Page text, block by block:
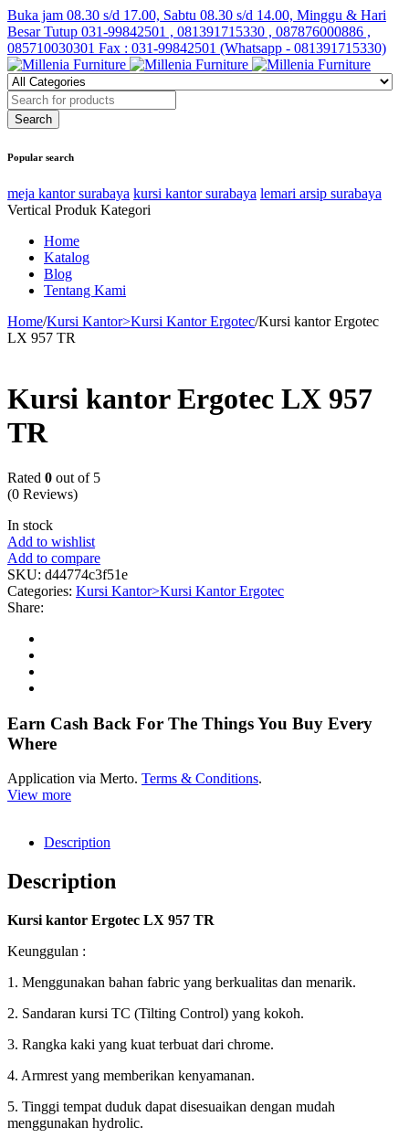
Buka jam 08.30 s/d 17.00, Sabtu 08.30 s/d 14.00, Minggu & Hari
Besar Tutup 031-99842501 , 081391715330 , 087876000886 ,
085710030301 Fax : 031-99842501 (Whatsapp - 081391715330)
Popular search
meja kantor surabaya kursi kantor surabaya lemari arsip surabaya
Vertical Produk Kategori
Home
Katalog
Blog
Tentang Kami
Home/Kursi Kantor>Kursi Kantor Ergotec/Kursi kantor Ergotec
LX 957 TR
Kursi kantor Ergotec LX 957
TR
Rated 0 out of 5
(0 Reviews)
In stock
Add to wishlist
Add to compare
SKU: d44774c3f51e
Categories: Kursi Kantor>Kursi Kantor Ergotec
Share:
Earn Cash Back For The Things You Buy Every
Where
Application via Merto. Terms & Conditions.
View more
Description
Description
Kursi kantor Ergotec LX 957 TR
Keunggulan :
1. Menggunakan bahan fabric yang berkualitas dan menarik.
2. Sandaran kursi TC (Tilting Control) yang kokoh.
3. Rangka kaki yang kuat terbuat dari chrome.
4. Armrest yang memberikan kenyamanan.
5. Tinggi tempat duduk dapat disesuaikan dengan mudah
menggunakan hydrolic.